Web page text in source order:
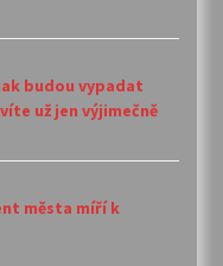
budou vypadat
už jen výjimečně
města míří k